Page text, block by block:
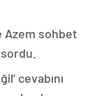
Azem sohbet
cevabını